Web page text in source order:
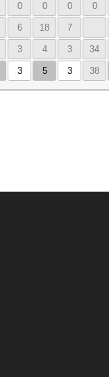
0 0 0 0
6 18 7
3 4 3 34
3 5 3 38